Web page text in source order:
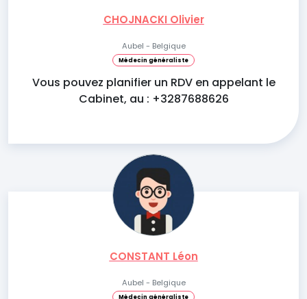
CHOJNACKI Olivier
Aubel - Belgique
Médecin généraliste
Vous pouvez planifier un RDV en appelant le
Cabinet, au : +3287688626
CONSTANT Léon
Aubel - Belgique
Médecin généraliste